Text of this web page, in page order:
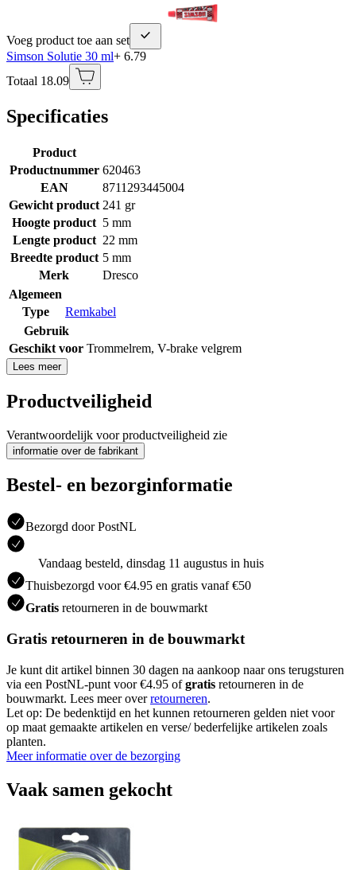
Voeg product toe aan set
Simson Solutie 30 ml+ 6.79
Totaal 18.09
Specificaties
Product
Productnummer 620463
EAN
8711293445004
Gewicht product 241 gr
Hoogte product 5 mm
Lengte product 22 mm
Breedte product 5 mm
Merk
Dresco
Algemeen
Type
Remkabel
Gebruik
Geschikt voor Trommelrem, V-brake velgrem
Lees meer
Productveiligheid
Verantwoordelijk voor productveiligheid zie
informatie over de fabrikant
Bestel- en bezorginformatie
Bezorgd door PostNL
Vandaag besteld, dinsdag 11 augustus in huis
Thuisbezorgd voor €4.95 en gratis vanaf €50
Gratis retourneren in de bouwmarkt
Gratis retourneren in de bouwmarkt
Je kunt dit artikel binnen 30 dagen na aankoop naar ons terugsturen
via een PostNL-punt voor €4.95 ofgratis retourneren in de
bouwmarkt. Lees meer overretourneren.
Let op: De bedenktijd en het kunnen retourneren gelden niet voor
op maat gemaakte artikelen en verse/ bederfelijke artikelen zoals
planten.
Meer informatie over de bezorging
Vaak samen gekocht